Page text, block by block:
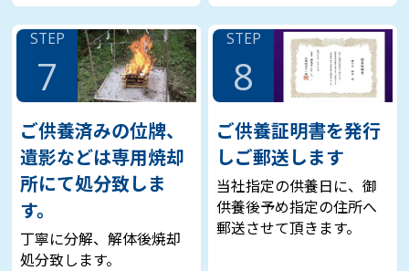
STEP
7
ご供養済みの位牌、
遺影などは専用焼却
所にて処分致しま
す。
丁寧に分解、解体後焼却
処分致します。
STEP
8
ご供養証明書を発行
しご郵送します
当社指定の供養日に、御
供養後予め指定の住所へ
郵送させて頂きます。